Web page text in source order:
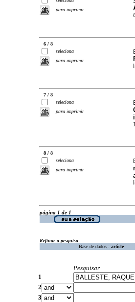
para imprimir
6 / 8
seleciona
para imprimir
7 / 8
seleciona
para imprimir
8 / 8
seleciona
para imprimir
página 1 de 1
Refinar a pesquisa
Base de dados : article
Pesquisar
1
2
3